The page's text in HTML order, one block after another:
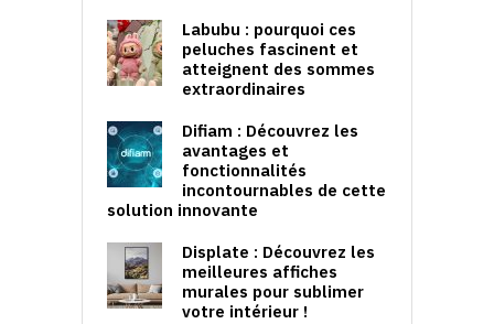
Labubu : pourquoi ces
peluches fascinent et
atteignent des sommes
extraordinaires
Difiam : Découvrez les
avantages et
fonctionnalités
incontournables de cette
solution innovante
Displate : Découvrez les
meilleures affiches
murales pour sublimer
votre intérieur !